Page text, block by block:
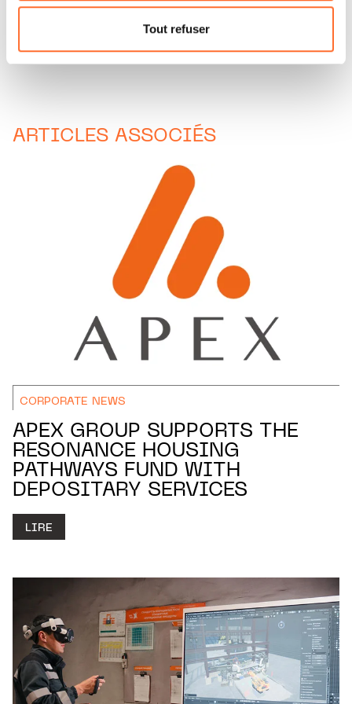
Pour de plus amples informations sur la manière dont
nous utilisons lescookies et sommes amenés à traiter
Charte d’usage des cookieset notrePolitique de
Tout refuser
ARTICLES ASSOCIÉS
CORPORATE NEWS
APEX GROUP SUPPORTS THE
RESONANCE HOUSING
PATHWAYS FUND WITH
DEPOSITARY SERVICES
LIRE